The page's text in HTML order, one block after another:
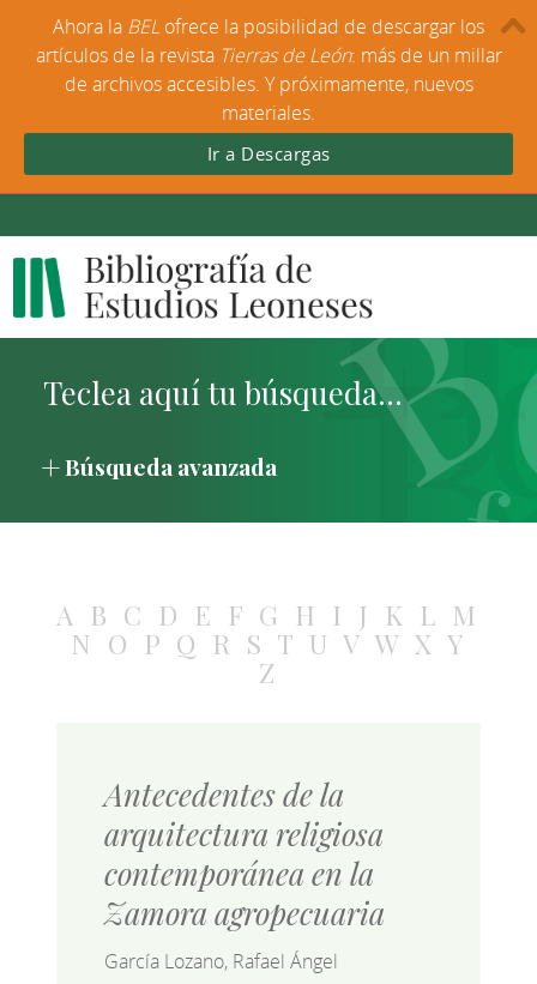
Búsqueda avanzada
A B C D E F G H I J K L M
N O P Q R S T U V W X Y
Z
Antecedentes de la
arquitectura religiosa
contemporánea en la
Zamora agropecuaria
García Lozano, Rafael Ángel
Ahora la BEL ofrece la posibilidad de descargar los
artículos de la revista Tierras de León: más de un millar
de archivos accesibles. Y próximamente, nuevos
materiales.
Ir a Descargas